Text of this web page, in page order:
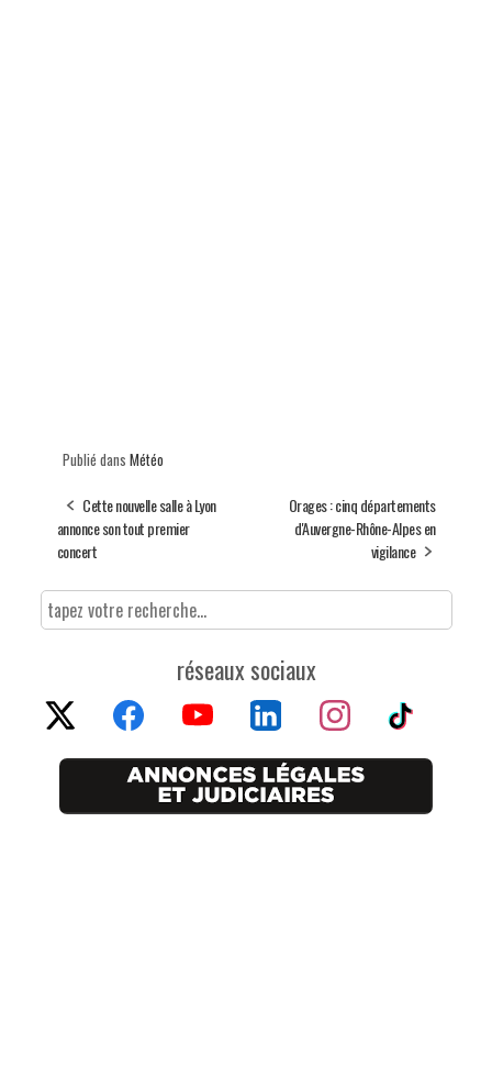
Publié dans Météo
Cette nouvelle salle à Lyon
annonce son tout premier
concert
Orages : cinq départements
d'Auvergne-Rhône-Alpes en
vigilance
réseaux sociaux